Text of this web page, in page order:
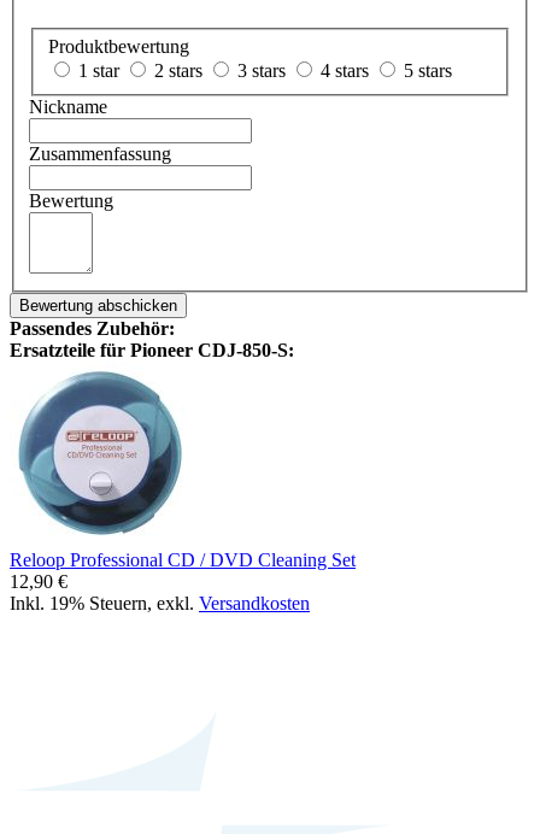
Produktbewertung
1 star
2 stars 3 stars 4 stars
5 stars
Nickname
Zusammenfassung
Bewertung
Bewertung abschicken
Passendes Zubehör:
Ersatzteile für Pioneer CDJ-850-S:
Reloop Professional CD / DVD Cleaning Set
12,90 €
Inkl. 19% Steuern, exkl. Versandkosten